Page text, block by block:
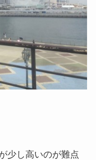
少し高いのが難点